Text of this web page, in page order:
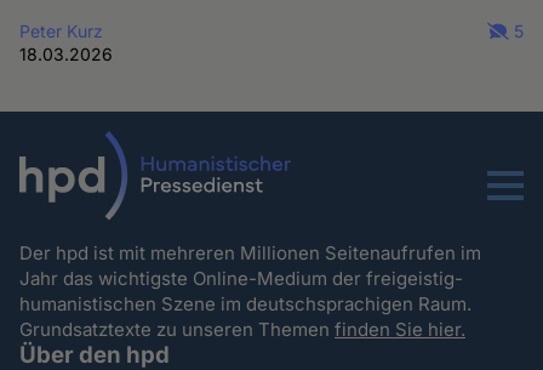
Peter Kurz
18.03.2026
5
Menu
Der hpd ist mit mehreren Millionen Seitenaufrufen im
Jahr das wichtigste Online-Medium der freigeistig-
humanistischen Szene im deutschsprachigen Raum.
Grundsatztexte zu unseren Themenfinden Sie hier.
Über den hpd